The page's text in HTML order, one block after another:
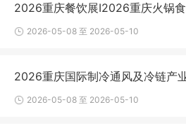
2026重庆餐饮展I2026重庆火锅
2026-05-08 至 2026-05-10
2026重庆国际制冷通风及冷链产
2026-05-08 至 2026-05-10